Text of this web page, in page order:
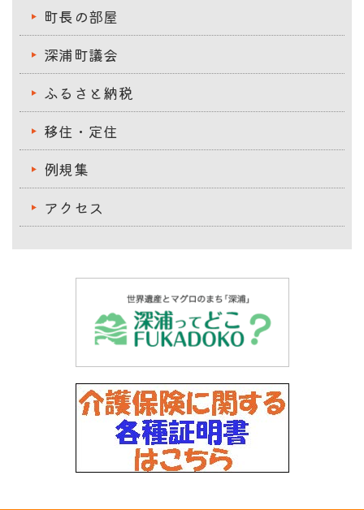
町長の部屋
深浦町議会
ふるさと納税
移住・定住
例規集
アクセス